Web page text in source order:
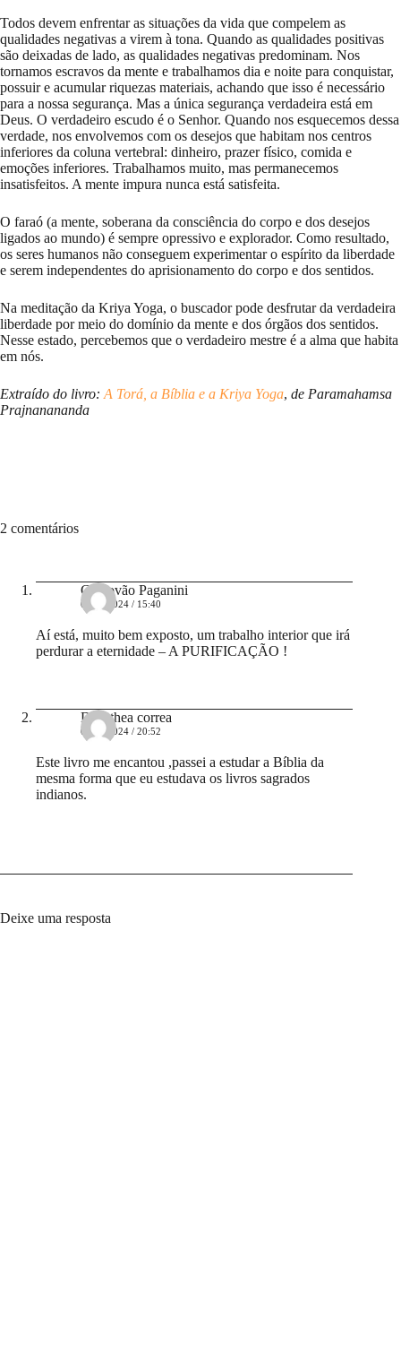
Todos devem enfrentar as situações da vida que compelem as
qualidades negativas a virem à tona. Quando as qualidades positivas
são deixadas de lado, as qualidades negativas predominam. Nos
tornamos escravos da mente e trabalhamos dia e noite para conquistar,
possuir e acumular riquezas materiais, achando que isso é necessário
para a nossa segurança. Mas a única segurança verdadeira está em
Deus. O verdadeiro escudo é o Senhor. Quando nos esquecemos dessa
verdade, nos envolvemos com os desejos que habitam nos centros
inferiores da coluna vertebral: dinheiro, prazer físico, comida e
emoções inferiores. Trabalhamos muito, mas permanecemos
insatisfeitos. A mente impura nunca está satisfeita.
O faraó (a mente, soberana da consciência do corpo e dos desejos
ligados ao mundo) é sempre opressivo e explorador. Como resultado,
os seres humanos não conseguem experimentar o espírito da liberdade
e serem independentes do aprisionamento do corpo e dos sentidos.
Na meditação da Kriya Yoga, o buscador pode desfrutar da verdadeira
liberdade por meio do domínio da mente e dos órgãos dos sentidos.
Nesse estado, percebemos que o verdadeiro mestre é a alma que habita
em nós.
Extraído do livro: A Torá, a Bíblia e a Kriya Yoga, de Paramahamsa
Prajnanananda
2 comentários
Cristovão Paganini
06/03/2024 / 15:40
Aí está, muito bem exposto, um trabalho interior que irá
perdurar a eternidade – A PURIFICAÇÃO !
Dorothea correa
04/03/2024 / 20:52
Este livro me encantou ,passei a estudar a Bíblia da
mesma forma que eu estudava os livros sagrados
indianos.
Deixe uma resposta